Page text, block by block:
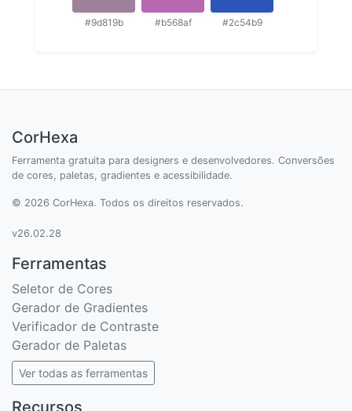
#9d819b #b568af #2c54b9
CorHexa
Ferramenta gratuita para designers e desenvolvedores. Conversões
de cores, paletas, gradientes e acessibilidade.
© 2026 CorHexa. Todos os direitos reservados.
v26.02.28
Ferramentas
Seletor de Cores
Gerador de Gradientes
Verificador de Contraste
Gerador de Paletas
Ver todas as ferramentas
Recursos